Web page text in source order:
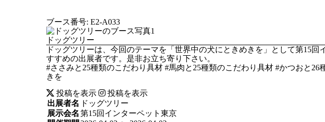
ブース番号: E2-A033
ドッグツリー
ドッグツリーは、今回のテーマを「世界中の犬にときめきを」として第15
すすめの出展者です。是非お立ち寄り下さい。
#ささみと25種類のこだわり具材 #馬肉と25種類のこだわり具材 #かつおと
きを
投稿を表示
投稿を表示
出展者名 ドッグツリー
展示会名 第15回インターペット東京